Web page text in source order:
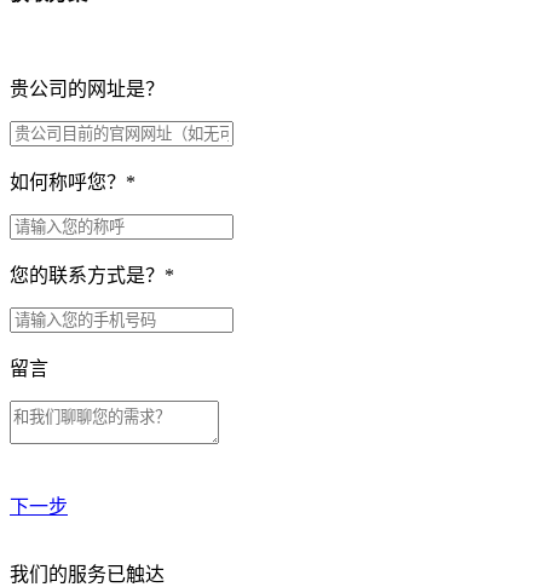
贵公司的网址是？
如何称呼您？ *
您的联系方式是？ *
留言
下一步
贵公司预算范围是？
我们的服务已触达